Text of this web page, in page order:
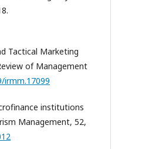
Tactical Marketing
of Management
irmm.17099
institutions
Management, 52,